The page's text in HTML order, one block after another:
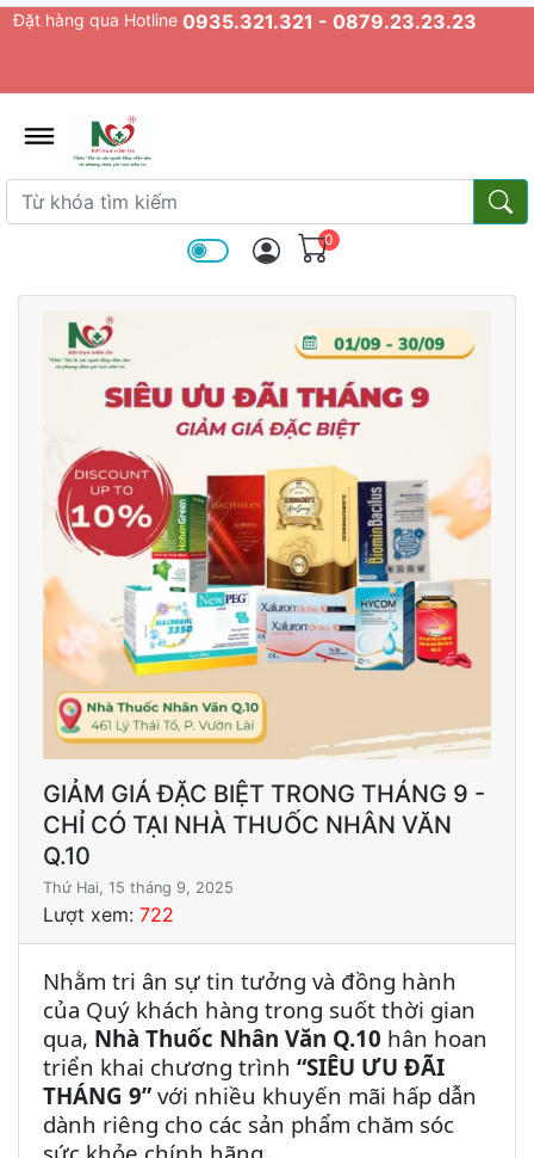
Đặt hàng qua Hotline 0935.321.321 - 0879.23.23.23
Từ khóa tìm kiếm
Từ
0
GIẢM GIÁ ĐẶC BIỆT TRONG THÁNG 9 -
CHỈ CÓ TẠI NHÀ THUỐC NHÂN VĂN
Q.10
Thứ Hai, 15 tháng 9, 2025
Lượt xem: 722
Nhằm tri ân sự tin tưởng và đồng hành
của Quý khách hàng trong suốt thời gian
qua, Nhà Thuốc Nhân Văn Q.10 hân hoan
triển khai chương trình “SIÊU ƯU ĐÃI
THÁNG 9” với nhiều khuyến mãi hấp dẫn
dành riêng cho các sản phẩm chăm sóc